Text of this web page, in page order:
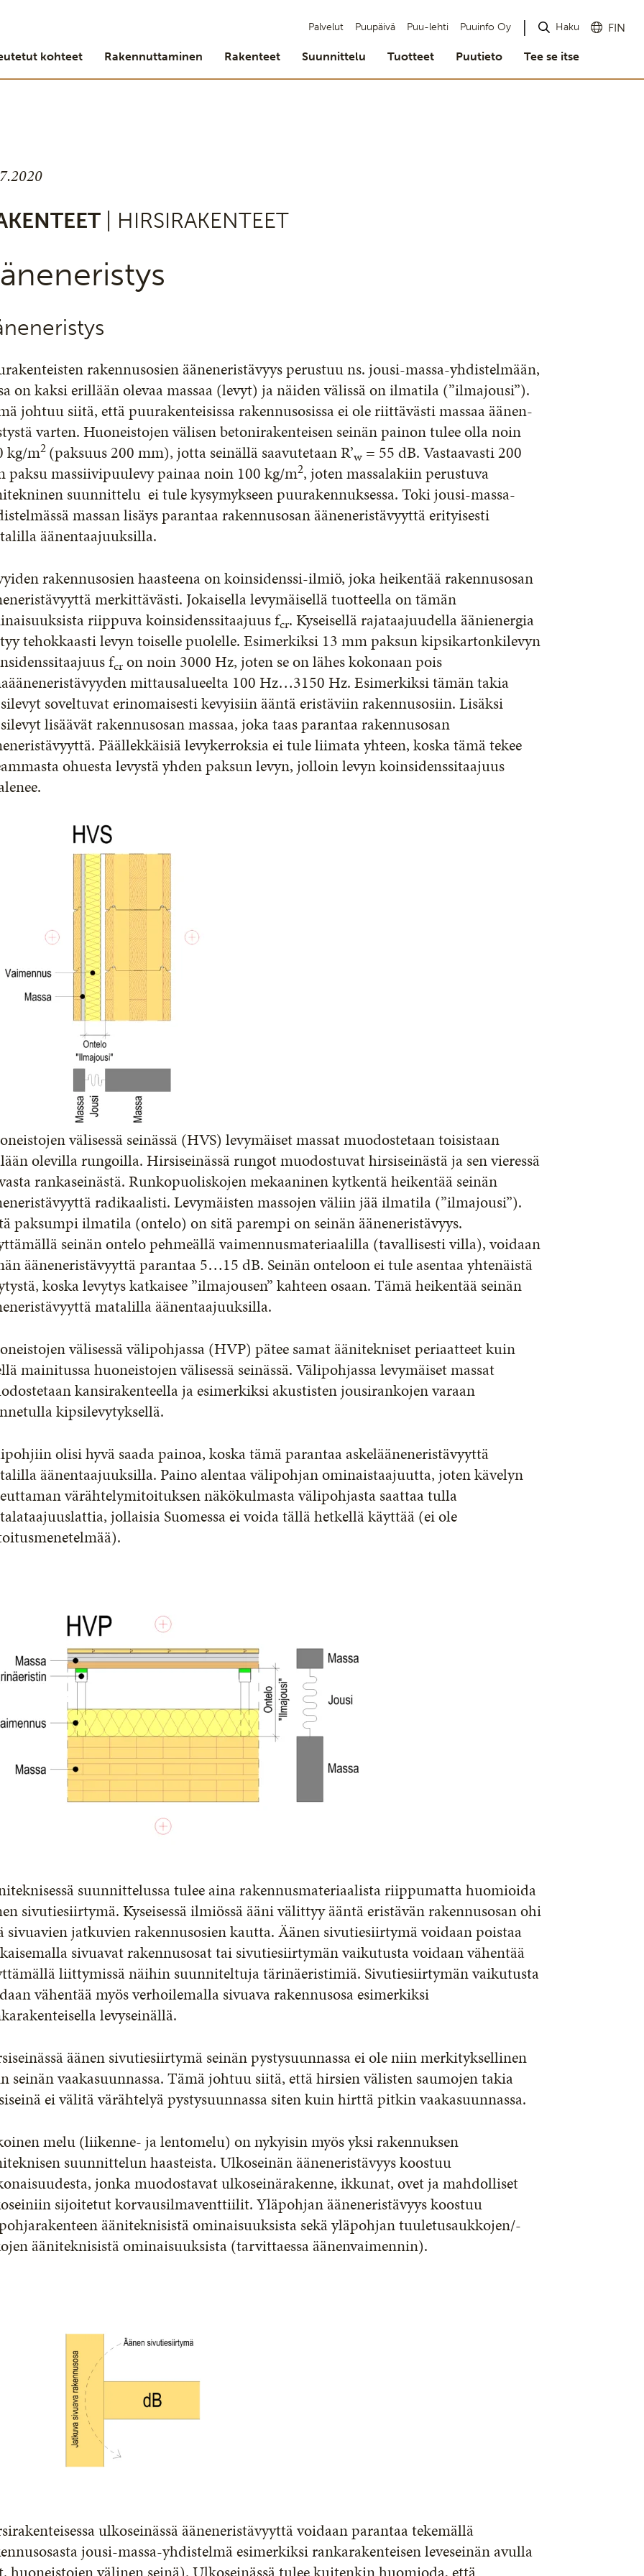
Palvelut Puupäivä Puu-lehti Puuinfo Oy Haku FIN
kohteet Rakennuttaminen Rakenteet Suunnittelu Tuotteet Puutieto Tee se itse
| HIRSIRAKENTEET
rakennusosien ääneneristävyys perustuu ns. jousi-massa-yhdistelmään,
on kaksi erillään olevaa massaa (levyt) ja näiden välissä on ilmatila (”ilmajousi”).
johtuu siitä, että puurakenteisissa rakennusosissa ei ole riittävästi massaa äänen-
varten. Huoneistojen välisen betonirakenteisen seinän painon tulee olla noin
kg/m2 (paksuus 200 mm), jotta seinällä saavutetaan R’w = 55 dB. Vastaavasti 200
paksu massiivipuulevy painaa noin 100 kg/m2, joten massalakiin perustuva
suunnittelu ei tule kysymykseen puurakennuksessa. Toki jousi-massa-
massan lisäys parantaa rakennusosan ääneneristävyyttä erityisesti
äänentaajuuksilla.
rakennusosien haasteena on koinsidenssi-ilmiö, joka heikentää rakennusosan
merkittävästi. Jokaisella levymäisellä tuotteella on tämän
riippuva koinsidenssitaajuus fcr. Kyseisellä rajataajuudella äänienergia
tehokkaasti levyn toiselle puolelle. Esimerkiksi 13 mm paksun kipsikartonkilevyn
fcr on noin 3000 Hz, joten se on lähes kokonaan pois
mittausalueelta 100 Hz…3150 Hz. Esimerkiksi tämän takia
soveltuvat erinomaisesti kevyisiin ääntä eristäviin rakennusosiin. Lisäksi
lisäävät rakennusosan massaa, joka taas parantaa rakennusosan
Päällekkäisiä levykerroksia ei tule liimata yhteen, koska tämä tekee
ohuesta levystä yhden paksun levyn, jolloin levyn koinsidenssitaajuus
välisessä seinässä (HVS) levymäiset massat muodostetaan toisistaan
olevilla rungoilla. Hirsiseinässä rungot muodostuvat hirsiseinästä ja sen vieressä
rankaseinästä. Runkopuoliskojen mekaaninen kytkentä heikentää seinän
radikaalisti. Levymäisten massojen väliin jää ilmatila (”ilmajousi”).
paksumpi ilmatila (ontelo) on sitä parempi on seinän ääneneristävyys.
seinän ontelo pehmeällä vaimennusmateriaalilla (tavallisesti villa), voidaan
ääneneristävyyttä parantaa 5…15 dB. Seinän onteloon ei tule asentaa yhtenäistä
koska levytys katkaisee ”ilmajousen” kahteen osaan. Tämä heikentää seinän
matalilla äänentaajuuksilla.
välisessä välipohjassa (HVP) pätee samat äänitekniset periaatteet kuin
mainitussa huoneistojen välisessä seinässä. Välipohjassa levymäiset massat
kansirakenteella ja esimerkiksi akustisten jousirankojen varaan
kipsilevytyksellä.
olisi hyvä saada painoa, koska tämä parantaa askelääneneristävyyttä
äänentaajuuksilla. Paino alentaa välipohjan ominaistaajuutta, joten kävelyn
värähtelymitoituksen näkökulmasta välipohjasta saattaa tulla
jollaisia Suomessa ei voida tällä hetkellä käyttää (ei ole
suunnittelussa tulee aina rakennusmateriaalista riippumatta huomioida
sivutiesiirtymä. Kyseisessä ilmiössä ääni välittyy ääntä eristävän rakennusosan ohi
sivuavien jatkuvien rakennusosien kautta. Äänen sivutiesiirtymä voidaan poistaa
sivuavat rakennusosat tai sivutiesiirtymän vaikutusta voidaan vähentää
liittymissä näihin suunniteltuja tärinäeristimiä. Sivutiesiirtymän vaikutusta
vähentää myös verhoilemalla sivuava rakennusosa esimerkiksi
levyseinällä.
äänen sivutiesiirtymä seinän pystysuunnassa ei ole niin merkityksellinen
seinän vaakasuunnassa. Tämä johtuu siitä, että hirsien välisten saumojen takia
ei välitä värähtelyä pystysuunnassa siten kuin hirttä pitkin vaakasuunnassa.
melu (liikenne- ja lentomelu) on nykyisin myös yksi rakennuksen
suunnittelun haasteista. Ulkoseinän ääneneristävyys koostuu
jonka muodostavat ulkoseinärakenne, ikkunat, ovet ja mahdolliset
sijoitetut korvausilmaventtiilit. Yläpohjan ääneneristävyys koostuu
ääniteknisistä ominaisuuksista sekä yläpohjan tuuletusaukkojen/-
ääniteknisistä ominaisuuksista (tarvittaessa äänenvaimennin).
ulkoseinässä ääneneristävyyttä voidaan parantaa tekemällä
jousi-massa-yhdistelmä esimerkiksi rankarakenteisen leveseinän avulla